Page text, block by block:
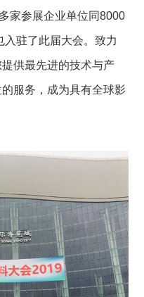

家参展企业单位同8000
入驻了此届大会。致力
供最先进的技术与产
服务，成为具有全球影